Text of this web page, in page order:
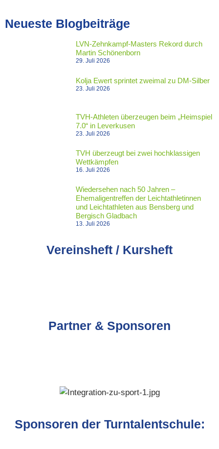
Neueste Blogbeiträge
LVN-Zehnkampf-Masters Rekord durch
Martin Schönenborn
29. Juli 2026
Kolja Ewert sprintet zweimal zu DM-Silber
23. Juli 2026
TVH-Athleten überzeugen beim „Heimspiel
7.0“ in Leverkusen
23. Juli 2026
TVH überzeugt bei zwei hochklassigen
Wettkämpfen
16. Juli 2026
Wiedersehen nach 50 Jahren –
Ehemaligentreffen der Leichtathletinnen
und Leichtathleten aus Bensberg und
Bergisch Gladbach
13. Juli 2026
Vereinsheft / Kursheft
Partner & Sponsoren
Sponsoren der Turntalentschule: